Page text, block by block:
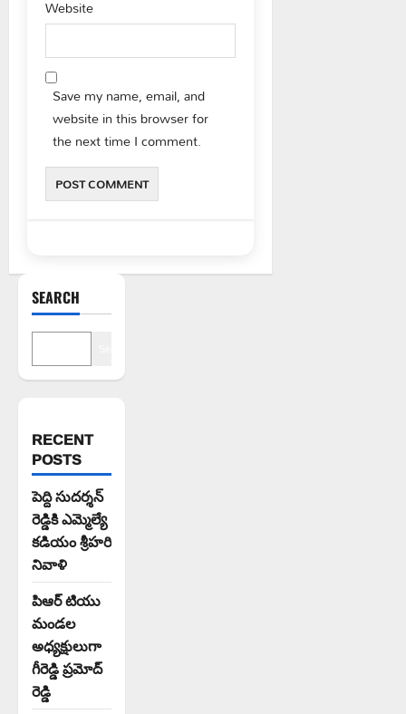
Website
Save my name, email, and
website in this browser for
the next time I comment.
SEARCH
RECENT
POSTS
పెద్ది సుదర్శన్
రెడ్డికి ఎమ్మెల్యే
కడియం శ్రీహరి
నివాళి
పిఆర్ టియు
మండల
అధ్యక్షులుగా
గీరెడ్డి ప్రమోద్
రెడ్డి